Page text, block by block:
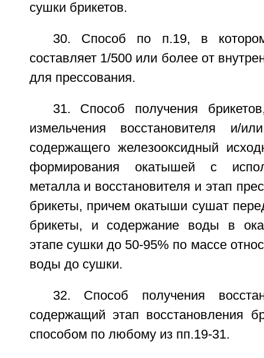
сушки брикетов.
30. Способ по п.19, в
составляет 1/500 или более от
для прессования.
31. Способ получения
измельчения восстановителя и/
содержащего железооксидный
формирования окатышей с
металла и восстановителя и этап
брикеты, причем окатыши сушат
брикеты, и содержание воды в
этапе сушки до 50-95% по массе
воды до сушки.
32. Способ получения
содержащий этап восстановления
способом по любому из пп.19-31.